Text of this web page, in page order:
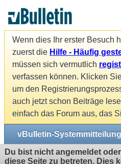
Wenn dies Ihr erster Besuch
zuerst die Hilfe - Häufig
müssen sich vermutlich
verfassen können. Klicken
um den
auch jetzt schon Beiträge
einfach das Forum aus, das
vBulletin-Systemmitteilung
Du bist nicht angemeldet
diese Seite zu betreten. Dies